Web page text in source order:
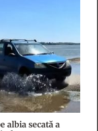
albia secată a